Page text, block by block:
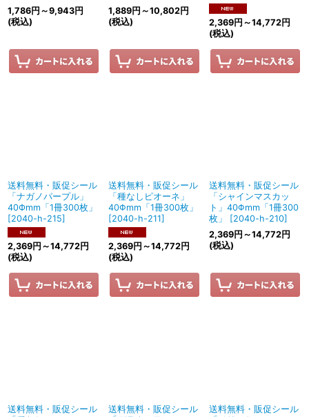
1,786円 ～9,943円
(税込)
1,889円 ～10,802円
(税込)
2,369円 ～14,772円
(税込)
送料無料・販促シール
「ナガノパープル」
40Фmm「1冊300枚」
[2040-h-215]
2,369円 ～14,772円
(税込)
送料無料・販促シール
「種なしピオーネ」
40Φmm「1冊300枚」
[2040-h-211]
2,369円 ～14,772円
(税込)
送料無料・販促シール
「シャインマスカッ
ト」40Φmm「1冊300
枚」
[2040-h-210]
2,369円 ～14,772円
(税込)
送料無料・販促シール
送料無料・販促シール
送料無料・販促シール